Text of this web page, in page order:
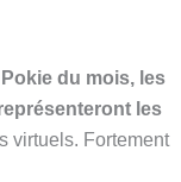
du mois, les
les
virtuels. Fortement